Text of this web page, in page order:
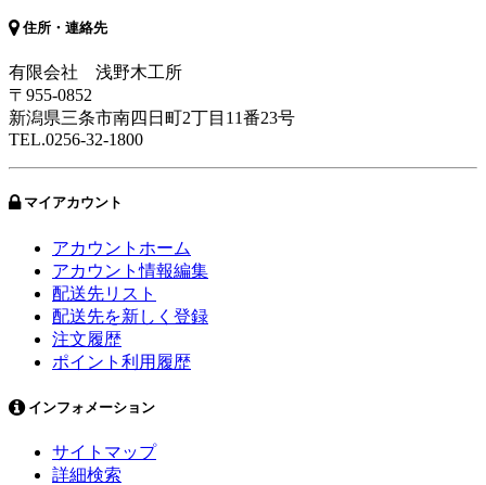
住所・連絡先
有限会社 浅野木工所
〒955-0852
新潟県三条市南四日町2丁目11番23号
TEL.0256-32-1800
マイアカウント
アカウントホーム
アカウント情報編集
配送先リスト
配送先を新しく登録
注文履歴
ポイント利用履歴
インフォメーション
サイトマップ
詳細検索